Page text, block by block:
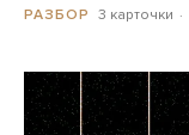
РАЗБОР 3 карточки